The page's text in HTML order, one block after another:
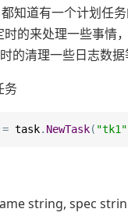
知道有一个计划任
时的来处理一些事情
的清理一些日志数
务
task. NewTask( "tk1"
string, spec